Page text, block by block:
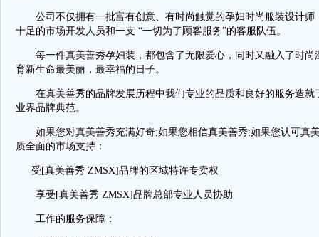
公司不仅拥有一批富有创意、有时尚触觉的孕妇时尚服装设计师
十足的市场开发人员和一支 “一切为了顾客服务”的客服队伍。
每一件真美善秀孕妇装，都包含了无限爱心，同时又融入了时尚
育新生命最美丽，最幸福的日子。
在真美善秀的品牌发展历程中我们专业的品质和良好的服务造就
业界品牌典范。
如果您对真美善秀充满好奇;如果您相信真美善秀;如果您认可真
质全面的市场支持：
受[真美善秀 ZMSX]品牌的区域特许专卖权
享受[真美善秀 ZMSX]品牌总部专业人员协助
工作的服务保障：